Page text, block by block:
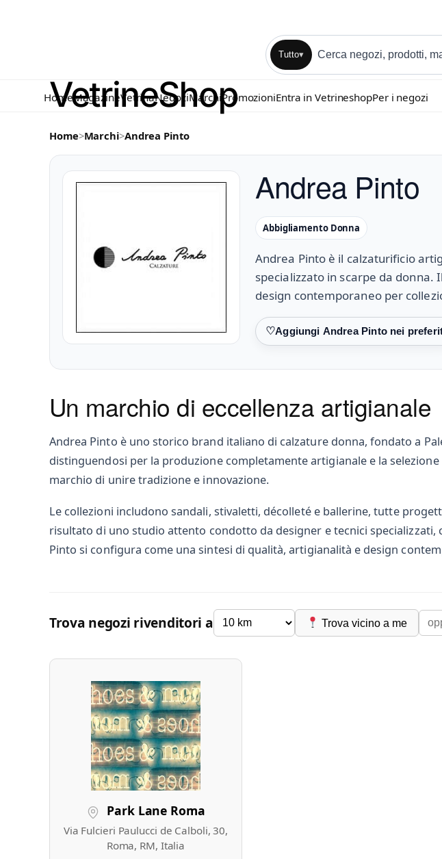
Tutto▾
HomeMagazineVetrinaNegoziMarchi PromozioniEntra in VetrineshopPer i negozi
Home>Marchi>Andrea Pinto
Andrea Pinto
Abbigliamento Donna
Andrea Pinto è il calzaturificio
specializzato in scarpe da
design contemporaneo per
Preferiti
Un marchio di eccellenza artigianale
Andrea Pinto è uno storico brand italiano di calzature donna, fondato a
distinguendosi per la produzione completamente artigianale e la
marchio di unire tradizione e innovazione.
Le collezioni includono sandali, stivaletti, décolleté e ballerine, tutte
risultato di uno studio attento condotto da designer e tecnici
Pinto si configura come una sintesi di qualità, artigianalità e design
Trova negozi rivenditori a Trova vicino a me
Park Lane Roma
Via Fulcieri Paulucci de Calboli, 30,
Roma, RM, Italia